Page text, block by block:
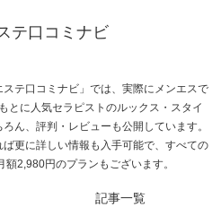
テ口コミナビ
テ口コミナビ」では、実際にメンエスで
とに人気セラピストのルックス・スタイ
ん、評判・レビューも公開しています。
更に詳しい情報も入手可能で、すべての
2,980円のプランもございます。
記事一覧